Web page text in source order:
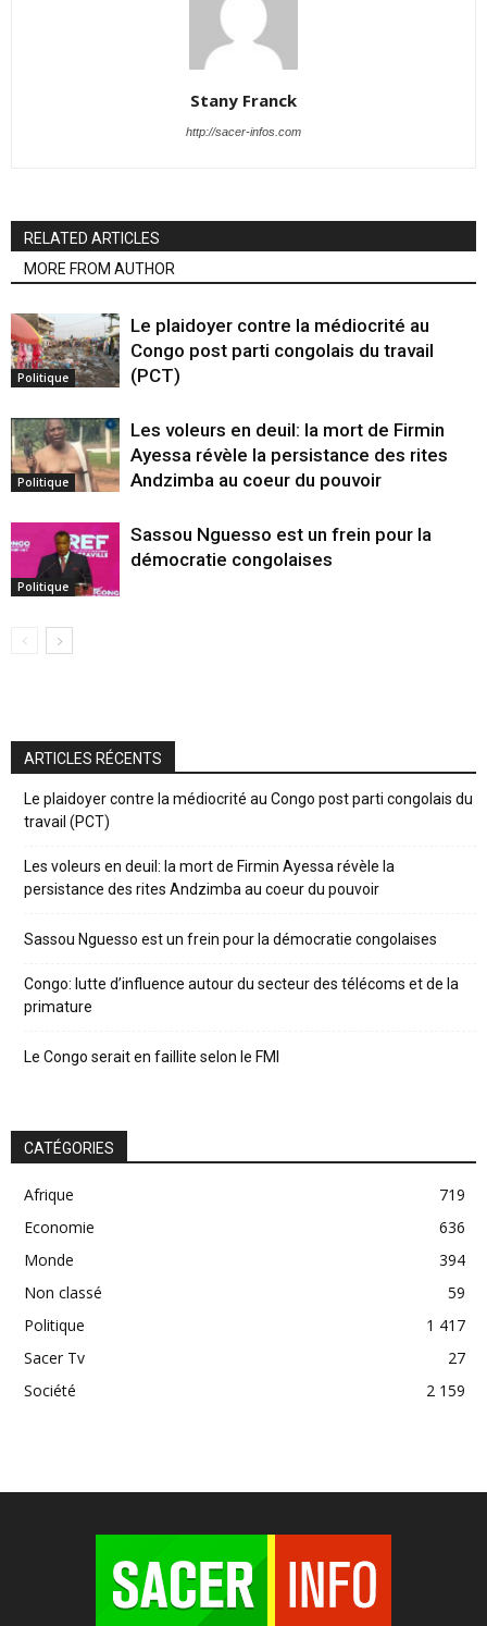
Stany Franck
http://sacer-infos.com
RELATED ARTICLES
MORE FROM AUTHOR
Politique
Le plaidoyer contre la médiocrité au
Congo post parti congolais du travail
(PCT)
Politique
Les voleurs en deuil: la mort de Firmin
Ayessa révèle la persistance des rites
Andzimba au coeur du pouvoir
Politique
Sassou Nguesso est un frein pour la
démocratie congolaises
ARTICLES RÉCENTS
Le plaidoyer contre la médiocrité au Congo post parti congolais du
travail (PCT)
Les voleurs en deuil: la mort de Firmin Ayessa révèle la
persistance des rites Andzimba au coeur du pouvoir
Sassou Nguesso est un frein pour la démocratie congolaises
Congo: lutte d’influence autour du secteur des télécoms et de la
primature
Le Congo serait en faillite selon le FMI
CATÉGORIES
Afrique
719
Economie
636
Monde
394
Non classé
59
Politique
1 417
Sacer Tv
27
Société
2 159